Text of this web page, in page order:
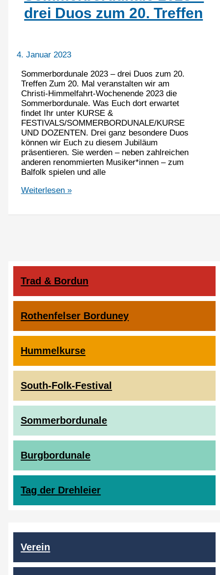
Trad & Bordun
Rothenfelser Borduney
Hummelkurse
South-Folk-Festival
Sommerbordunale
Burgbordunale
Tag der Drehleier
Verein
drei Duos zum 20. Treffen
4. Januar 2023
Sommerbordunale 2023 – drei Duos zum 20.
Treffen Zum 20. Mal veranstalten wir am
Christi-Himmelfahrt-Wochenende 2023 die
Sommerbordunale. Was Euch dort erwartet
findet Ihr unter KURSE &
FESTIVALS/SOMMERBORDUNALE/KURSE
UND DOZENTEN. Drei ganz besondere Duos
können wir Euch zu diesem Jubiläum
präsentieren. Sie werden – neben zahlreichen
anderen renommierten Musiker*innen – zum
Balfolk spielen und alle
Sommerbordunale
Weiterlesen »